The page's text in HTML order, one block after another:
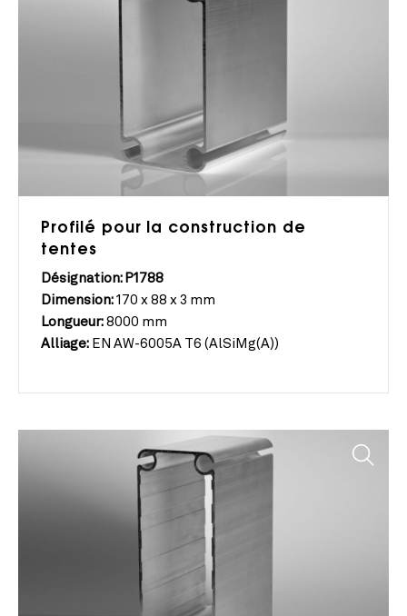
Profilé pour la construction de
tentes
Désignation: P1788
Dimension: 170 x 88 x 3 mm
Longueur: 8000 mm
Alliage: EN AW-6005A T6 (AlSiMg(A))